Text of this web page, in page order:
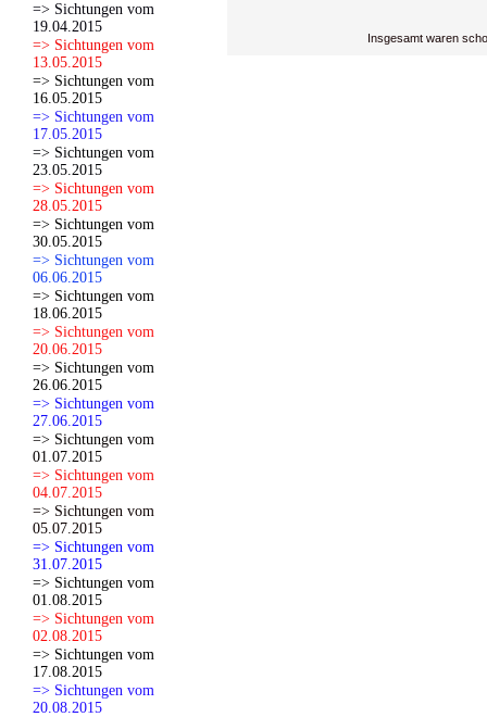
=> Sichtungen vom
19.04.2015
=> Sichtungen vom
13.05.2015
=> Sichtungen vom
16.05.2015
=> Sichtungen vom
17.05.2015
=> Sichtungen vom
23.05.2015
=> Sichtungen vom
28.05.2015
=> Sichtungen vom
30.05.2015
=> Sichtungen vom
06.06.2015
=> Sichtungen vom
18.06.2015
=> Sichtungen vom
20.06.2015
=> Sichtungen vom
26.06.2015
=> Sichtungen vom
27.06.2015
=> Sichtungen vom
01.07.2015
=> Sichtungen vom
04.07.2015
=> Sichtungen vom
05.07.2015
=> Sichtungen vom
31.07.2015
=> Sichtungen vom
01.08.2015
=> Sichtungen vom
02.08.2015
=> Sichtungen vom
17.08.2015
=> Sichtungen vom
20.08.2015
Insgesamt waren